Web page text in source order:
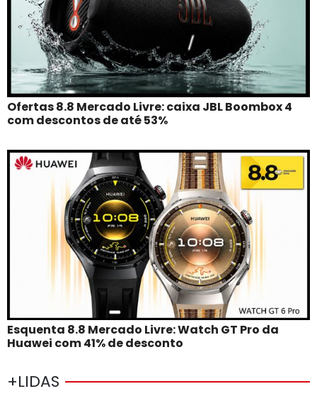
Ofertas 8.8 Mercado Livre: caixa JBL Boombox 4
com descontos de até 53%
Esquenta 8.8 Mercado Livre: Watch GT Pro da
Huawei com 41% de desconto
+LIDAS